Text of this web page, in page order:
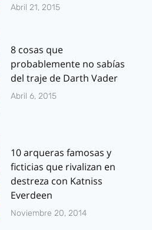
Abril 21, 2015
8 cosas que
probablemente no sabías
del traje de Darth Vader
Abril 6, 2015
10 arqueras famosas y
ficticias que rivalizan en
destreza con Katniss
Everdeen
Noviembre 20, 2014